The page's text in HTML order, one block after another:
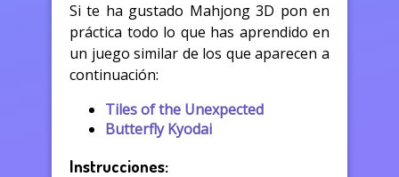
Si te ha gustado Mahjong 3D pon en
práctica todo lo que has aprendido en
un juego similar de los que aparecen a
continuación:
Tiles of the Unexpected
Butterfly Kyodai
Instrucciones: